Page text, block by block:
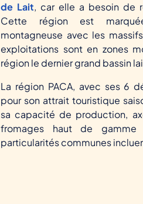
de Lait, car elle a besoin de
Cette région est
montagneuse avec les
exploitations sont en zones
région le dernier grand bassin
La région PACA, avec ses 6
pour son attrait touristique
sa capacité de production,
fromages haut de gamme
particularités communes